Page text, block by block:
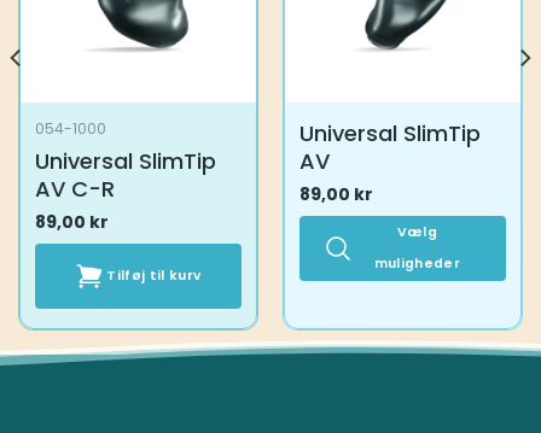
054-1000
Universal SlimTip
AV C-R
89,00 kr
Tilføj til kurv
Universal SlimTip
AV
89,00 kr
Vælg
muligheder
har